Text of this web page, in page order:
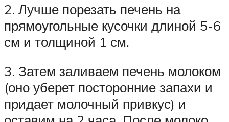
2. Лучше порезать печень на
прямоугольные кусочки длиной 5-6
см и толщиной 1 см.
3. Затем заливаем печень молоком
(оно уберет посторонние запахи и
придает молочный привкус) и